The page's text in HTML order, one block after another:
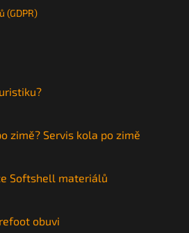
(GDPR)
zimě? Servis kola po zimě
Softshell materiálů
obuvi